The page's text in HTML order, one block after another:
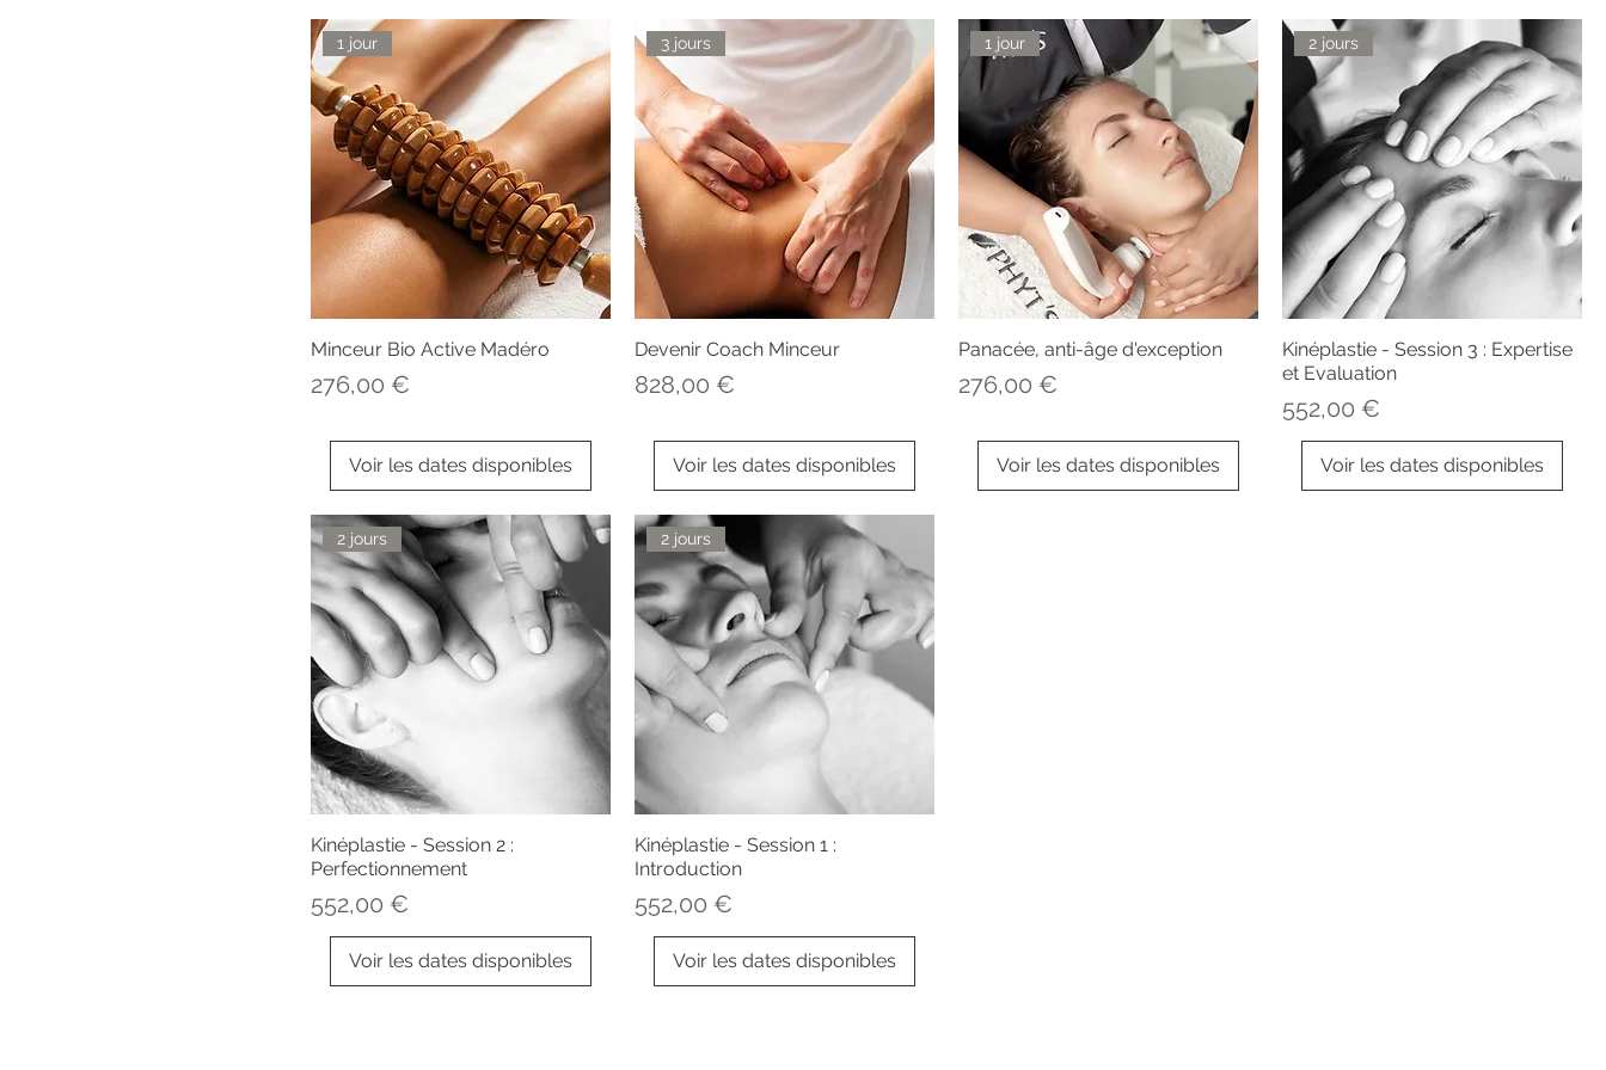
1 jour
Minceur Bio Active Madéro
Prix
276,00 €
Voir les dates disponibles
3 jours
Devenir Coach Minceur
Prix
828,00 €
Voir les dates disponibles
1 jour
Panacée, anti-âge d'exception
Prix
276,00 €
Voir les dates disponibles
2 jours
Kinéplastie - Session 3 : Expertise
et Evaluation
Prix
552,00 €
Voir les dates disponibles
2 jours
Kinéplastie - Session 2 :
Perfectionnement
Prix
552,00 €
Voir les dates disponibles
2 jours
Kinéplastie - Session 1 :
Introduction
Prix
552,00 €
Voir les dates disponibles